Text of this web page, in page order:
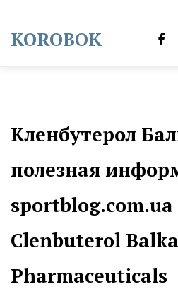
content
KOROBOK
Кленбутерол
полезная
Clenbuterol
Pharmaceuticals